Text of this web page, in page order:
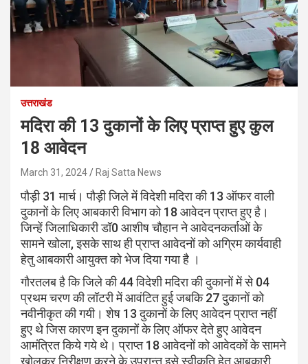
उत्तराखंड
मदिरा की 13 दुकानों के लिए प्राप्त हुए कुल
18 आवेदन
March 31, 2024 Raj Satta News
पौड़ी 31 मार्च। पौड़ी जिले में विदेशी मदिरा की 13 ऑफर वाली
दुकानों के लिए आबकारी विभाग को 18 आवेदन प्राप्त हुए है।
जिन्हें जिलाधिकारी डॉ0 आशीष चौहान ने आवेदनकर्ताओं के
सामने खोला, इसके साथ ही प्राप्त आवेदनों को अग्रिम कार्यवाही
हेतु आबकारी आयुक्त को भेज दिया गया है ।
गौरतलब है कि जिले की 44 विदेशी मदिरा की दुकानों में से 04
प्रथम चरण की लॉटरी में आवंटित हुई जबकि 27 दुकानों को
नवीनीकृत की गयी। शेष 13 दुकानों के लिए आवेदन प्राप्त नहीं
हुए थे जिस कारण इन दुकानों के लिए ऑफर देते हुए आवेदन
आमंत्रित किये गये थे। प्राप्त 18 आवेदनों को आवेदकों के सामने
खोलकर निरीक्षण करने के उपरान्त इसे स्वीकृति हेतु आबकारी